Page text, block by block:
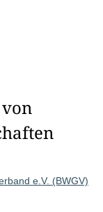
e.V. (BWGV)